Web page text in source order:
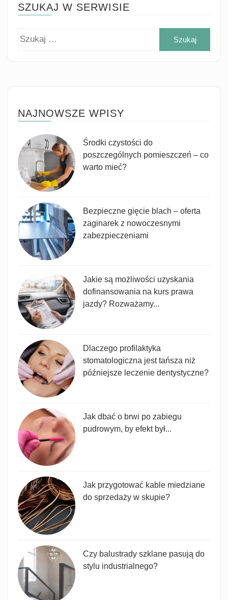
SZUKAJ W SERWISIE
NAJNOWSZE WPISY
Środki czystości do
poszczególnych pomieszczeń – co
warto mieć?
Bezpieczne gięcie blach – oferta
zaginarek z nowoczesnymi
zabezpieczeniami
Jakie są możliwości uzyskania
dofinansowania na kurs prawa
jazdy? Rozważamy...
Dlaczego profilaktyka
stomatologiczna jest tańsza niż
późniejsze leczenie dentystyczne?
Jak dbać o brwi po zabiegu
pudrowym, by efekt był...
Jak przygotować kable miedziane
do sprzedaży w skupie?
Czy balustrady szklane pasują do
stylu industrialnego?